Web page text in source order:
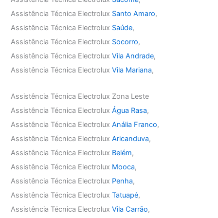
Assistência Técnica Electrolux Santo Amaro,
Assistência Técnica Electrolux Saúde,
Assistência Técnica Electrolux Socorro,
Assistência Técnica ElectroluxVila Andrade,
Assistência Técnica ElectroluxVila Mariana,
Assistência Técnica Electrolux Zona Leste
Assistência Técnica ElectroluxÁgua Rasa,
Assistência Técnica ElectroluxAnália Franco,
Assistência Técnica ElectroluxAricanduva,
Assistência Técnica Electrolux Belém,
Assistência Técnica Electrolux Mooca,
Assistência Técnica Electrolux Penha,
Assistência Técnica ElectroluxTatuapé,
Assistência Técnica ElectroluxVila Carrão,